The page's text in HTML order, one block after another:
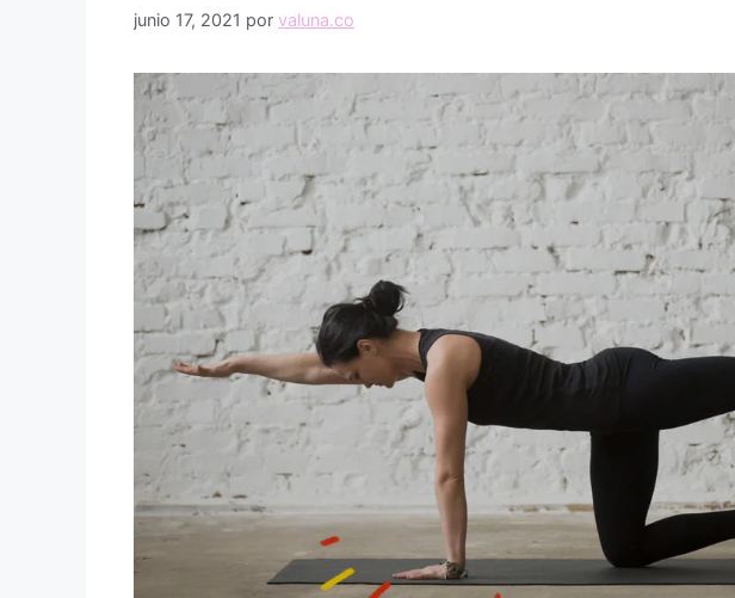
junio 17, 2021 por valuna.co